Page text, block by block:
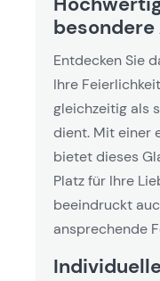
besondere
Entdecken Sie
Ihre
gleichzeitig als
dient. Mit einer
bietet dieses
Platz für Ihre
beeindruckt
ansprechende